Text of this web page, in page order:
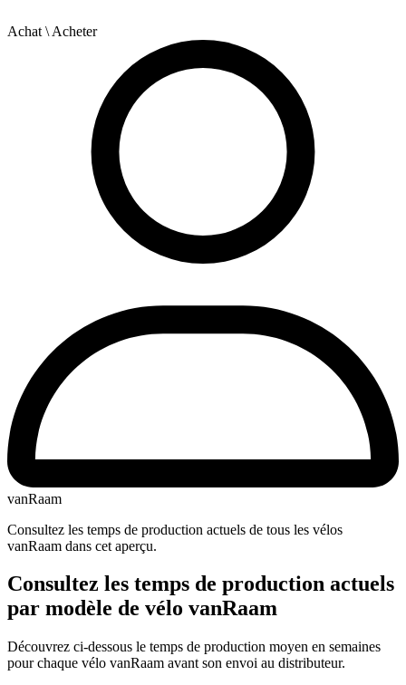
Achat \ Acheter
vanRaam
Consultez les temps de production actuels de tous les vélos
vanRaam dans cet aperçu.
Consultez les temps de production actuels
par modèle de vélo vanRaam
Découvrez ci-dessous le temps de production moyen en semaines
pour chaque vélo vanRaam avant son envoi au distributeur.